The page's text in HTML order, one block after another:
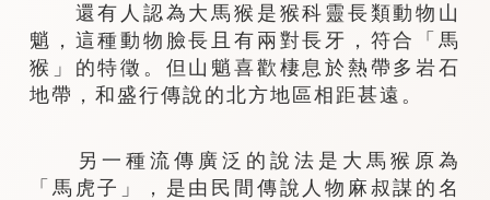
還有人認為大馬猴是猴科靈長類動物山
魈，這種動物臉長且有兩對長牙，符合「馬
猴」的特徵。但山魈喜歡棲息於熱帶多岩石
地帶，和盛行傳說的北方地區相距甚遠。
另一種流傳廣泛的說法是大馬猴原為
「馬虎子」，是由民間傳說人物麻叔謀的名